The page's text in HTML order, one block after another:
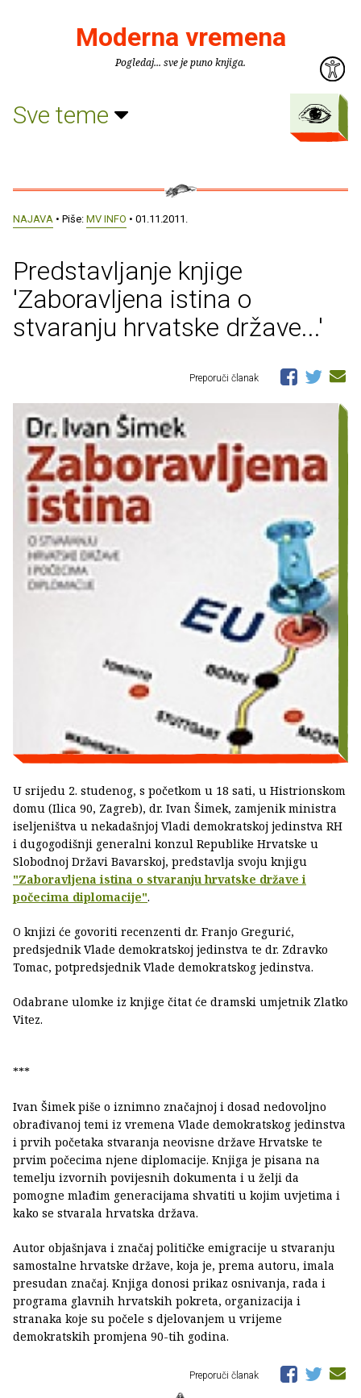
Moderna vremena
Pogledaj... sve je puno knjiga.
Sve teme
NAJAVA • Piše: MV INFO • 01.11.2011.
Predstavljanje knjige
'Zaboravljena istina o
stvaranju hrvatske države...'
Preporuči članak
U srijedu 2. studenog, s početkom u 18 sati, u Histrionskom
domu (Ilica 90, Zagreb), dr. Ivan Šimek, zamjenik ministra
iseljeništva u nekadašnjoj Vladi demokratskoj jedinstva RH
i dugogodišnji generalni konzul Republike Hrvatske u
Slobodnoj Državi Bavarskoj, predstavlja svoju knjigu
"Zaboravljena istina o stvaranju hrvatske države i
počecima diplomacije".
O knjizi će govoriti recenzenti dr. Franjo Gregurić,
predsjednik Vlade demokratskoj jedinstva te dr. Zdravko
Tomac, potpredsjednik Vlade demokratskog jedinstva.
Odabrane ulomke iz knjige čitat će dramski umjetnik Zlatko
Vitez.
***
Ivan Šimek piše o iznimno značajnoj i dosad nedovoljno
obrađivanoj temi iz vremena Vlade demokratskog jedinstva
i prvih početaka stvaranja neovisne države Hrvatske te
prvim počecima njene diplomacije. Knjiga je pisana na
temelju izvornih povijesnih dokumenta i u želji da
pomogne mlađim generacijama shvatiti u kojim uvjetima i
kako se stvarala hrvatska država.
Autor objašnjava i značaj političke emigracije u stvaranju
samostalne hrvatske države, koja je, prema autoru, imala
presudan značaj. Knjiga donosi prikaz osnivanja, rada i
programa glavnih hrvatskih pokreta, organizacija i
stranaka koje su počele s djelovanjem u vrijeme
demokratskih promjena 90-tih godina.
Preporuči članak